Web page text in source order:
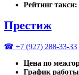
Рейтинг такси:
Престиж
☎ +7 (927) 288-33-33
Цена по
График